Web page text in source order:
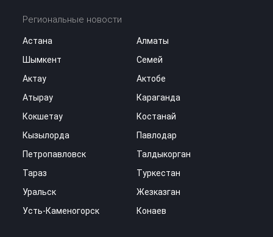
Региональные новости
Астана
Алматы
Шымкент
Семей
Актау
Актобе
Атырау
Караганда
Кокшетау
Костанай
Кызылорда
Павлодар
Петропавловск
Талдыкорган
Тараз
Туркестан
Уральск
Жезказган
Усть-Каменогорск
Конаев